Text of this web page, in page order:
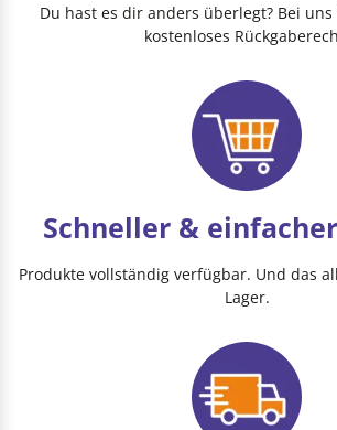
Du hast es dir anders überlegt? Bei uns
kostenloses
Schneller &
Produkte vollständig verfügbar. Und das
Lager.